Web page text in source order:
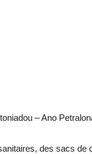
– Ano
des sacs de